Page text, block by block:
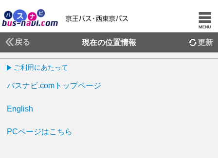
戻る 現在の位置情報 更新
ご利用にあたって
バスナビ.comトップページ
English
PCページはこちら